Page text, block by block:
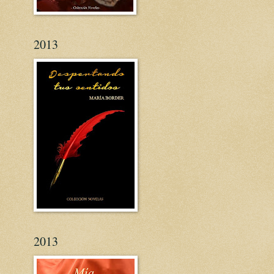
2013
2013